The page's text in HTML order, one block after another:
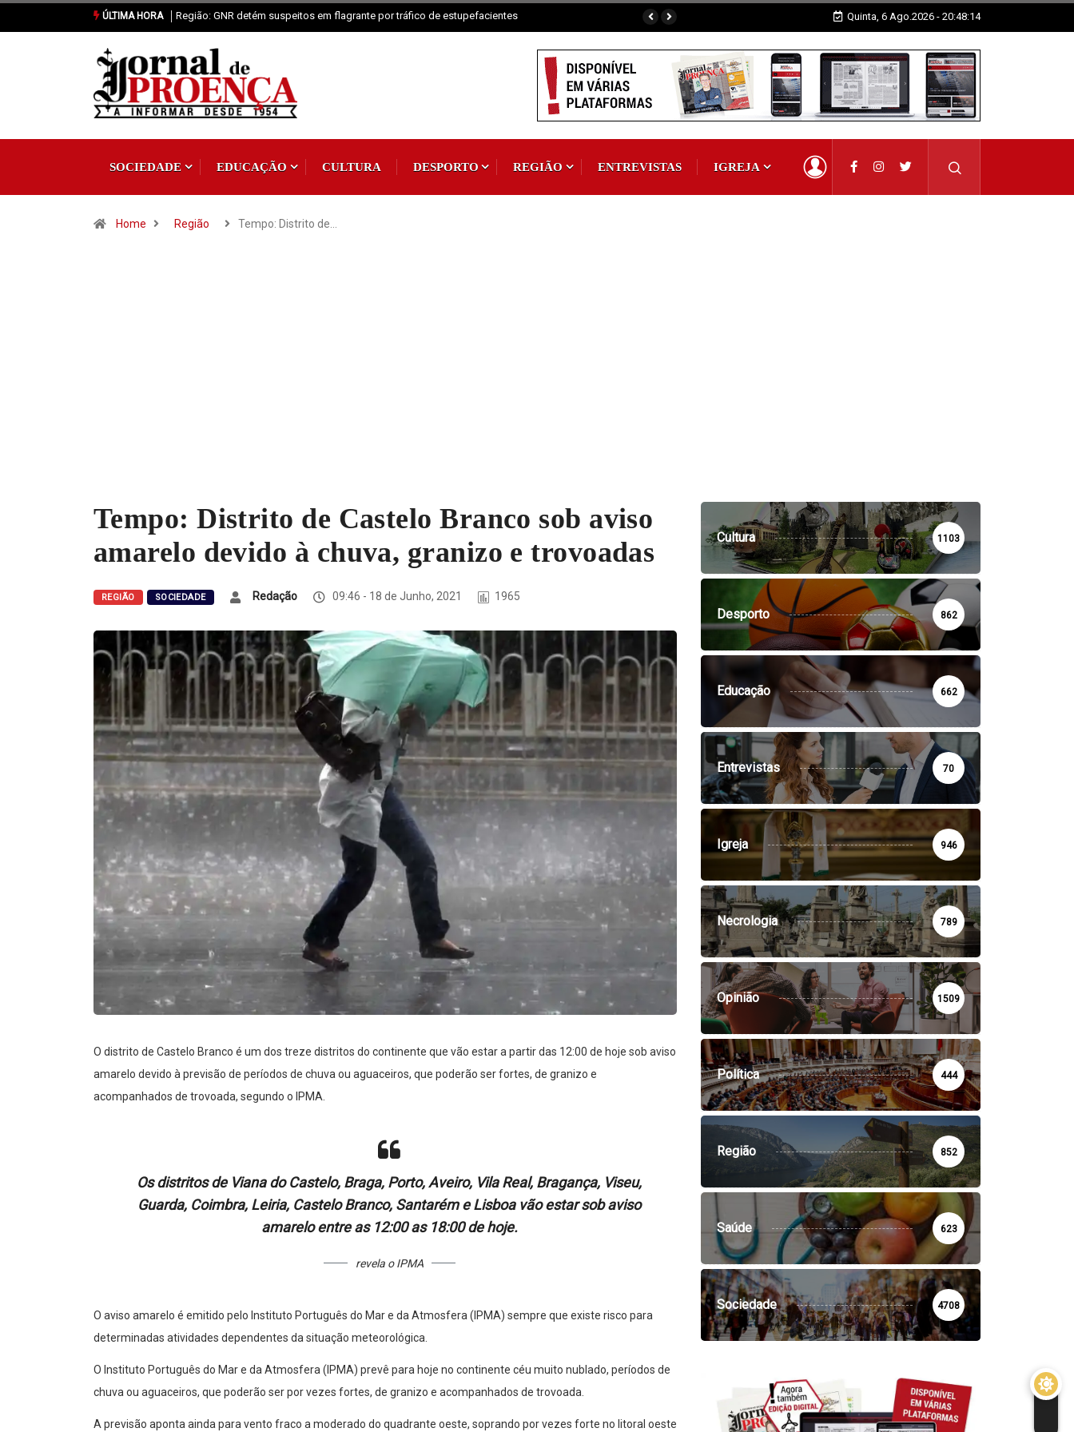
ÚLTIMA HORA Proença-a-Nova: Paróquia vai celebrar Padroeira Quinta, 6 Ago.2026 - 20:48:15
SOCIEDADE EDUCAÇÃO CULTURA DESPORTO REGIÃO ENTREVISTAS IGREJA
Home Região Tempo: Distrito de…
Tempo: Distrito de Castelo Branco sob aviso
amarelo devido à chuva, granizo e trovoadas
REGIÃO SOCIEDADE Redação 09:46 - 18 de Junho, 2021 1965
O distrito de Castelo Branco é um dos treze distritos do continente que vão estar a partir das 12:00 de hoje sob aviso
amarelo devido à previsão de períodos de chuva ou aguaceiros, que poderão ser fortes, de granizo e
acompanhados de trovoada, segundo o IPMA.
Os distritos de Viana do Castelo, Braga, Porto, Aveiro, Vila Real, Bragança, Viseu,
Guarda, Coimbra, Leiria, Castelo Branco, Santarém e Lisboa vão estar sob aviso
amarelo entre as 12:00 as 18:00 de hoje.
revela o IPMA
O aviso amarelo é emitido pelo Instituto Português do Mar e da Atmosfera (IPMA) sempre que existe risco para
determinadas atividades dependentes da situação meteorológica.
O Instituto Português do Mar e da Atmosfera (IPMA) prevê para hoje no continente céu muito nublado, períodos de
chuva ou aguaceiros, que poderão ser por vezes fortes, de granizo e acompanhados de trovoada.
A previsão aponta ainda para vento fraco a moderado do quadrante oeste, soprando por vezes forte no litoral oeste
Cultura 1103
Desporto 862
Educação 662
Entrevistas 70
Igreja 946
Necrologia 789
Opinião 1509
Política 444
Região 852
Saúde 623
Sociedade 4708